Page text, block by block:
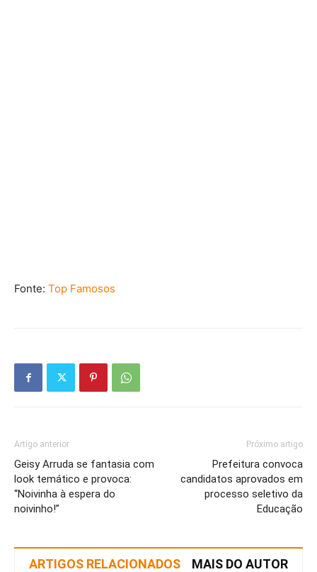
Fonte: Top Famosos
Artigo anterior
Geisy Arruda se fantasia com
look temático e provoca:
“Noivinha à espera do
noivinho!”
Próximo artigo
Prefeitura convoca
candidatos aprovados em
processo seletivo da
Educação
ARTIGOS RELACIONADOS MAIS DO AUTOR